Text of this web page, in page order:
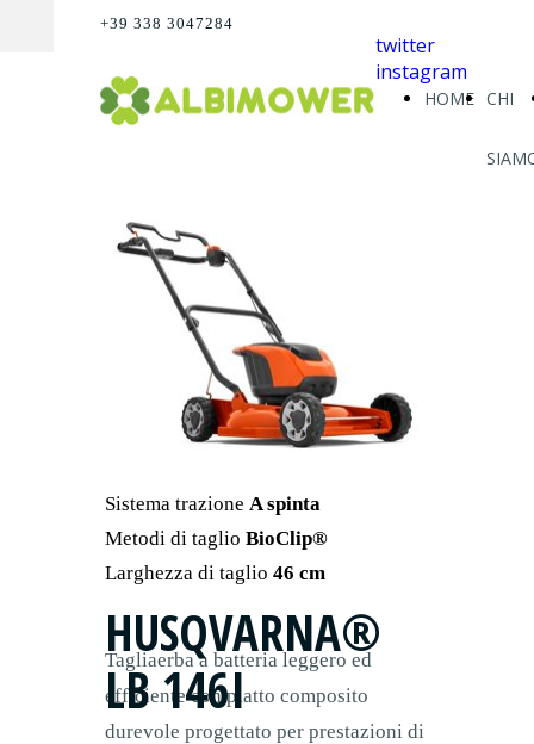
twitter
instagram
+39 338 3047284
HOME CHI
Sistema trazione A spinta
Metodi di taglio BioClip®
Larghezza di taglio 46 cm
HUSQVARNA®
LB 146I
Tagliaerba a batteria leggero ed
efficiente con piatto composito
durevole progettato per prestazioni di